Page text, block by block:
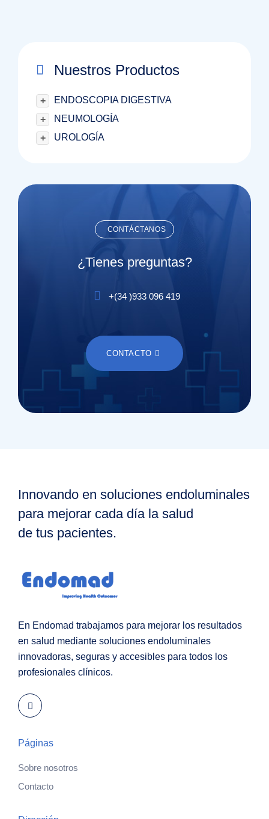
Nuestros Productos
+
ENDOSCOPIA DIGESTIVA
+
NEUMOLOGÍA
+
UROLOGÍA
CONTÁCTANOS
¿Tienes preguntas?
+(34 )933 096 419
CONTACTO
Innovando en soluciones endoluminales
para mejorar cada día la salud
de tus pacientes.
En Endomad trabajamos para mejorar los resultados
en salud mediante soluciones endoluminales
innovadoras, seguras y accesibles para todos los
profesionales clínicos.
Páginas
Sobre nosotros
Contacto